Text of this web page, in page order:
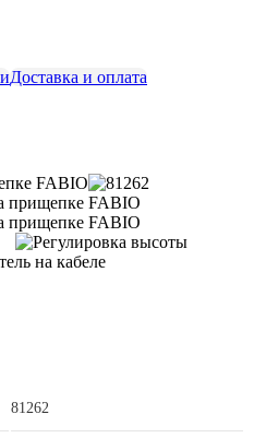
Доставка и оплата
81262